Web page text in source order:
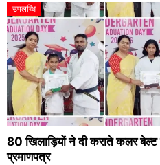
उपलब्धि
80 खिलाड़ियों ने दी कराते कलर बेल्ट
प्रमाणपत्र